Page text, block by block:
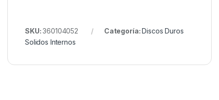
SKU:360104052 Categoría:Discos Duros
Solidos Internos